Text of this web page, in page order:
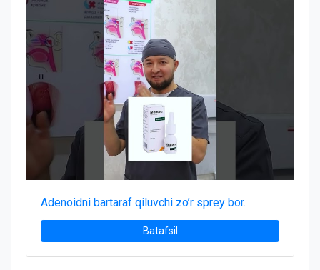
Adenoidni bartaraf qiluvchi zo’r sprey bor.
Batafsil